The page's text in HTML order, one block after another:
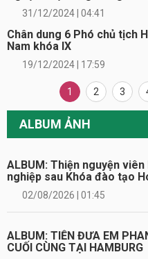
31/12/2024 | 04:41
Chân dung 6 Phó chủ tịch
Nam khóa IX
19/12/2024 | 17:59
1 2 3
ALBUM ẢNH
ALBUM: Thiện nguyện
nghiệp sau Khóa đào tạo
02/08/2026 | 01:45
ALBUM: TIỄN ĐƯA EM
CUỐI CÙNG TẠI HAMBURG